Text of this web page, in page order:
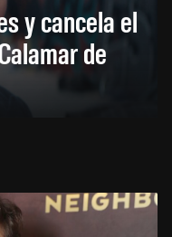
y cancela el
de